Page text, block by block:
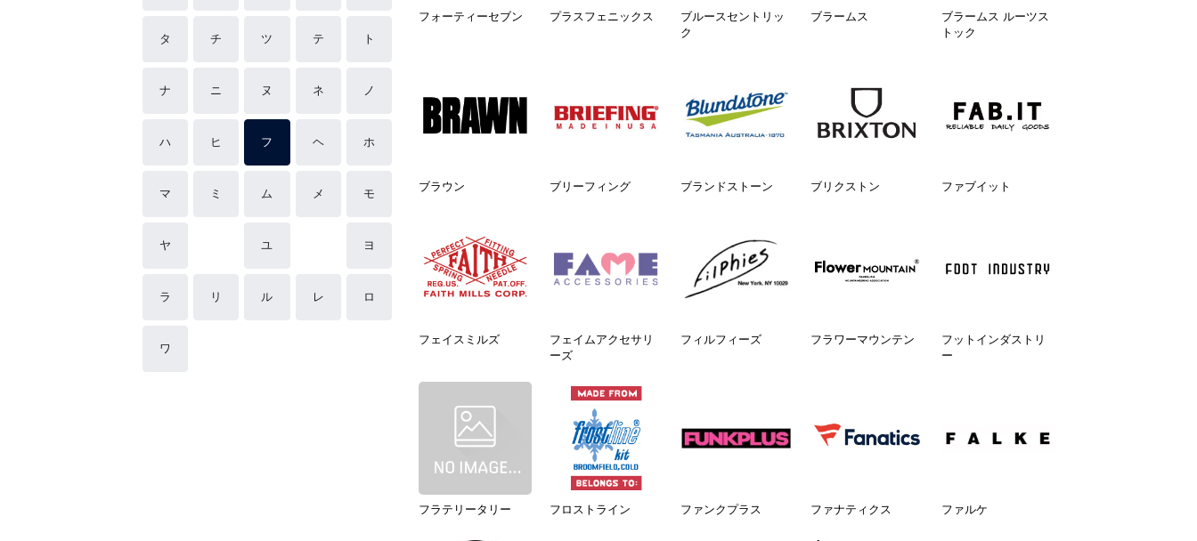
タ チ ツ テ ト
ナ ニ ヌ ネ ノ
ハ ヒ フ ヘ ホ
マ ミ ム メ モ
ヤ ユ ヨ
ラ リ ル レ ロ
ワ
フォーティーセブン プラスフェニックス
ブルースセントリッ
ク
ブラームス
ブラームス ルーツス
トック
ブラウン ブリーフィング ブランドストーン ブリクストン ファブイット
フェイスミルズ
フェイムアクセサリ
ーズ
フィルフィーズ フラワーマウンテン
フットインダストリ
ー
フラテリータリー フロストライン ファンクプラス ファナティクス ファルケ